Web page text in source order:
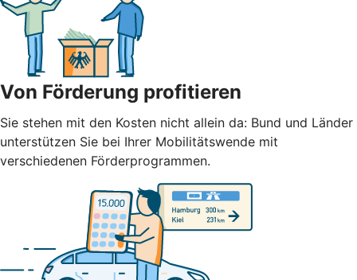
Von Förderung profitieren
Sie stehen mit den Kosten nicht allein da: Bund und Länder
unterstützen Sie bei Ihrer Mobilitätswende mit
verschiedenen Förderprogrammen.